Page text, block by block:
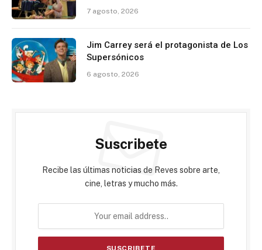
7 agosto, 2026
Jim Carrey será el protagonista de Los
Supersónicos
6 agosto, 2026
Suscribete
Recibe las últimas noticias de Reves sobre arte,
cine, letras y mucho más.